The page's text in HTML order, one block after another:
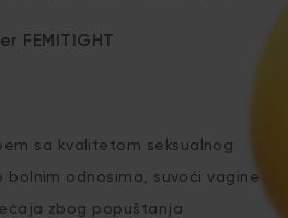
FEMITIGHT
sa kvalitetom seksualnog
odnosima, suvoći vagine
zbog popuštanja